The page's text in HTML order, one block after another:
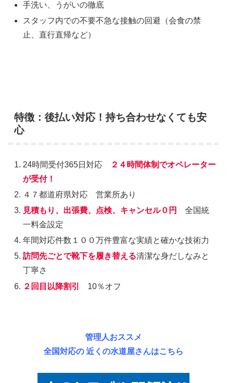
手洗い、うがいの徹底
スタッフ内での不要不急な接触の回避（会食の禁
止、直行直帰など）
特徴：後払い対応！持ち合わせなくても安
心
24時間受付365日対応
２４時間体制でオペレーター
が受付！
４７都道府県対応 営業所あり
見積もり、出張費、点検、キャンセル０円
全国統
一料金設定
年間対応件数１００万件豊富な実績と確かな技術力
訪問先ごとで靴下を履き替える清潔な身だしなみと
丁寧さ
２回目以降割引
10％オフ
管理人おススメ
全国対応の 近くの水道屋さんはこちら